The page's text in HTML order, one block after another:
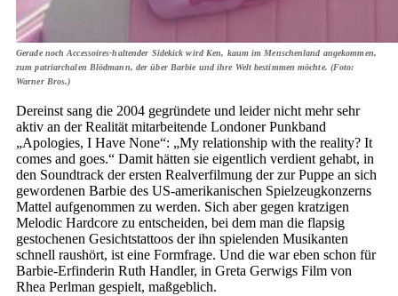
Gerade noch Accessoires-haltender Sidekick wird Ken, kaum im Menschenland angekommen,
zum patriarchalen Blödmann, der über Barbie und ihre Welt bestimmen möchte. (Foto:
Warner Bros.)
Dereinst sang die 2004 gegründete und leider nicht mehr sehr
aktiv an der Realität mitarbeitende Londoner Punkband
„Apologies, I Have None“: „My relationship with the reality? It
comes and goes.“ Damit hätten sie eigentlich verdient gehabt, in
den Soundtrack der ersten Realverfilmung der zur Puppe an sich
gewordenen Barbie des US-amerikanischen Spielzeugkonzerns
Mattel aufgenommen zu werden. Sich aber gegen kratzigen
Melodic Hardcore zu entscheiden, bei dem man die flapsig
gestochenen Gesichtstattoos der ihn spielenden Musikanten
schnell raushört, ist eine Formfrage. Und die war eben schon für
Barbie-Erfinderin Ruth Handler, in Greta Gerwigs Film von
Rhea Perlman gespielt, maßgeblich.